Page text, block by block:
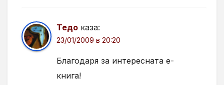
Тедо каза:
23/01/2009 в 20:20
Благодаря за интересната е-
книга!